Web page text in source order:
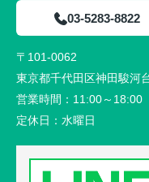
03-5283-8822
〒101-0062
東京都千代田区神田駿河
営業時間： 11:00～18:00
定休日： 水曜日